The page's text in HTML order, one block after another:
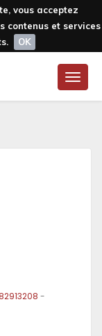
vous acceptez
contenus et services
OK
Toggle
-